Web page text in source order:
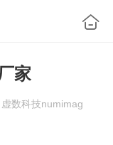
家
数科技numimag